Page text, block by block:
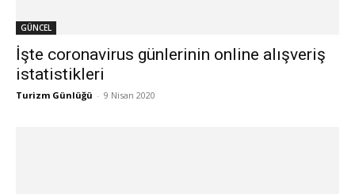
GÜNCEL
İşte coronavirus günlerinin online alışveriş
istatistikleri
Turizm Günlüğü - 9 Nisan 2020